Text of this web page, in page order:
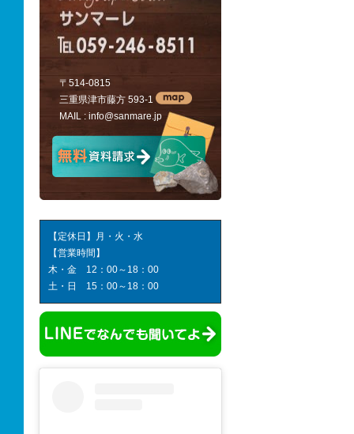
〒514-0815
三重県津市藤方 593-1
MAIL : info@sanmare.jp
【定休日】月・火・水
【営業時間】
木・金 12：00～18：00
土・日 15：00～18：00